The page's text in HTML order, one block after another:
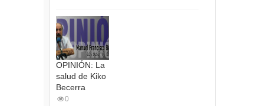
OPINIÓN: La
salud de Kiko
Becerra
0